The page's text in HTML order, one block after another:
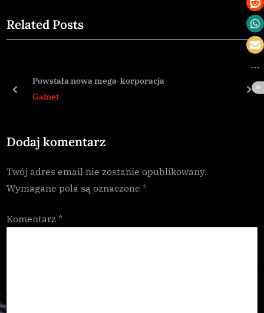
v
i
s
s
:
t
Related Posts
Powstała nowa mega-korporacja
Galnet
prev
Dodaj komentarz
Twój adres email nie zostanie opublikowany.
Wymagane pola są oznaczone *
Komentarz *